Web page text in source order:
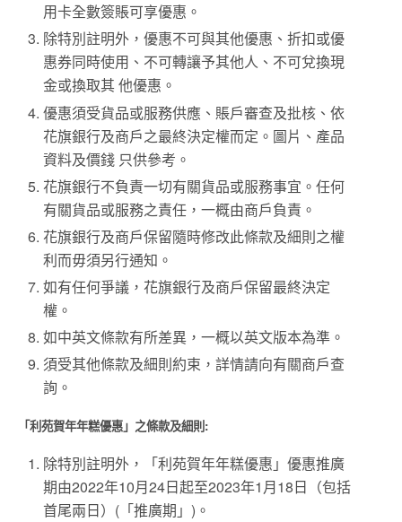
用卡全數簽賬可享優惠。
除特別註明外，優惠不可與其他優惠、折扣或優
惠券同時使用、不可轉讓予其他人、不可兌換現
金或換取其 他優惠。
優惠須受貨品或服務供應、賬戶審查及批核、依
花旗銀行及商戶之最終決定權而定。圖片、產品
資料及價錢 只供參考。
花旗銀行不負責一切有關貨品或服務事宜。任何
有關貨品或服務之責任，一概由商戶負責。
花旗銀行及商戶保留隨時修改此條款及細則之權
利而毋須另行通知。
如有任何爭議，花旗銀行及商戶保留最終決定
權。
如中英文條款有所差異，一概以英文版本為準。
須受其他條款及細則約束，詳情請向有關商戶查
詢。
「利苑賀年年糕優惠」之條款及細則:
除特別註明外，「利苑賀年年糕優惠」優惠推廣
期由2022年10月24日起至2023年1月18日（包括
首尾兩日）(「推廣期」)。